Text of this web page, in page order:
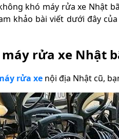
khó máy rửa xe Nhật
khảo bài viết dưới đây
rửa xe Nhật
rửa xenội địa Nhật cũ,